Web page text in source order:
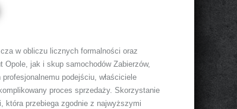
w obliczu licznych formalności oraz
jak i skup samochodów Zabierzów,
podejściu, właściciele
proces sprzedaży. Skorzystanie
która przebiega zgodnie z najwyższymi